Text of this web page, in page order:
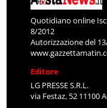
Quotidiano online
8/2012
Autorizzazione del
Editore
LG PRESSE S.R.L.
via Festaz, 52 11100